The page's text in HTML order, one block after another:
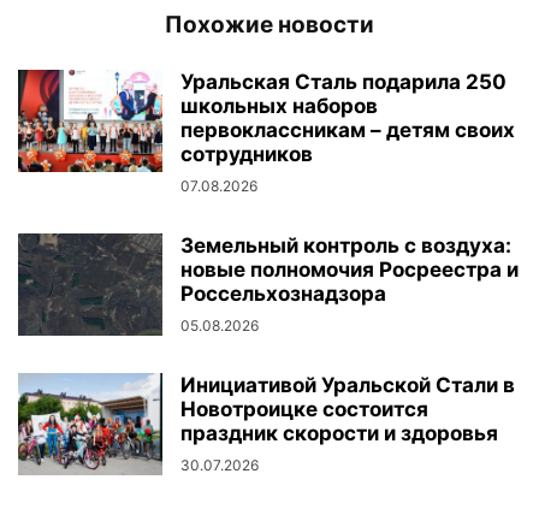
Похожие новости
Уральская Сталь подарила 250
школьных наборов
первоклассникам – детям своих
сотрудников
07.08.2026
Земельный контроль с воздуха:
новые полномочия Росреестра и
Россельхознадзора
05.08.2026
Инициативой Уральской Стали в
Новотроицке состоится
праздник скорости и здоровья
30.07.2026